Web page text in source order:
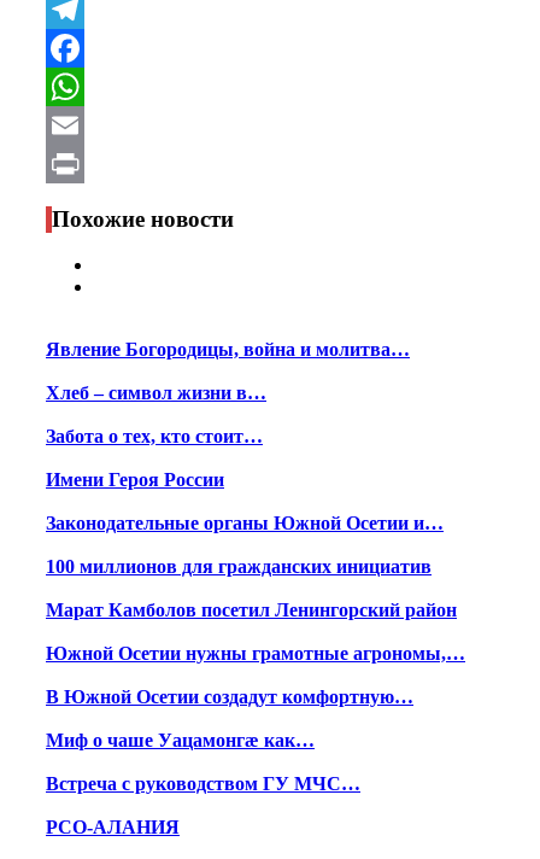
VK
Telegram
Facebook
WhatsApp
Email
Print
Похожие новости
Явление Богородицы, война и молитва…
Хлеб – символ жизни в…
Забота о тех, кто стоит…
Имени Героя России
Законодательные органы Южной Осетии и…
100 миллионов для гражданских инициатив
Марат Камболов посетил Ленингорский район
Южной Осетии нужны грамотные агрономы,…
В Южной Осетии создадут комфортную…
Миф о чаше Уацамонгæ как…
Встреча с руководством ГУ МЧС…
РСО-АЛАНИЯ